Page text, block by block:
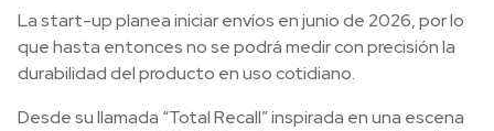
La start-up planea iniciar envíos en junio de 2026, por lo
que hasta entonces no se podrá medir con precisión la
durabilidad del producto en uso cotidiano.
Desde su llamada “Total Recall” inspirada en una escena